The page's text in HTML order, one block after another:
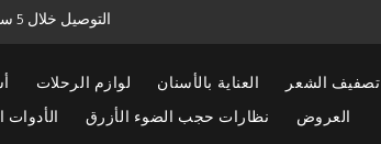
التوصيل خلال 5 ساعات لمعظم مناطق الكويت للطلبات قبل الساعة 8:00 مساءً
لوازم الرحلات العناية بالأسنان تصفيف الشعر
الأدوات نظارات حجب الضوء الأزرق العروض